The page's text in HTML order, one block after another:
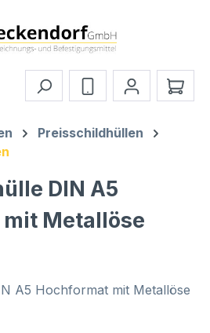
Preisschildhüllen
DIN A5
Metallöse